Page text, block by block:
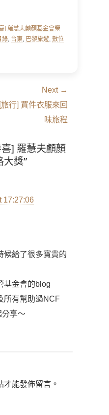
] 羅慧夫顱顏基金會榮
錄, 台東, 巴黎旅遊, 數位
Next →
Next
[旅行] 買件衣服來回
味旅程
] 羅慧夫顱顏
大獎”
17:27:06
候給了很多寶貴的
基金會的blog
所有幫助過NCF
分享～
才能發佈留言。